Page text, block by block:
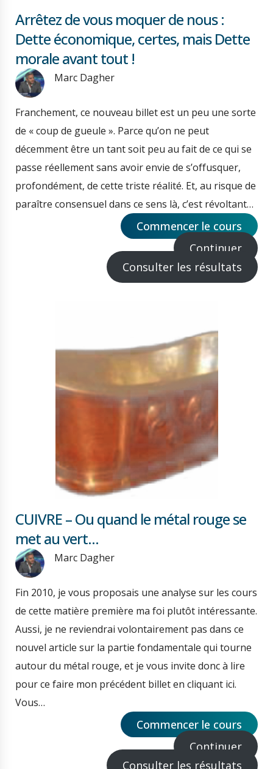
Arrêtez de vous moquer de nous :
Dette économique, certes, mais Dette
morale avant tout !
Marc Dagher
Franchement, ce nouveau billet est un peu une sorte
de « coup de gueule ». Parce qu’on ne peut
décemment être un tant soit peu au fait de ce qui se
passe réellement sans avoir envie de s’offusquer,
profondément, de cette triste réalité. Et, au risque de
paraître consensuel dans ce sens là, c’est révoltant…
Commencer le cours
Continuer
Consulter les résultats
CUIVRE – Ou quand le métal rouge se
met au vert…
Marc Dagher
Fin 2010, je vous proposais une analyse sur les cours
de cette matière première ma foi plutôt intéressante.
Aussi, je ne reviendrai volontairement pas dans ce
nouvel article sur la partie fondamentale qui tourne
autour du métal rouge, et je vous invite donc à lire
pour ce faire mon précédent billet en cliquant ici.
Vous…
Commencer le cours
Continuer
Consulter les résultats